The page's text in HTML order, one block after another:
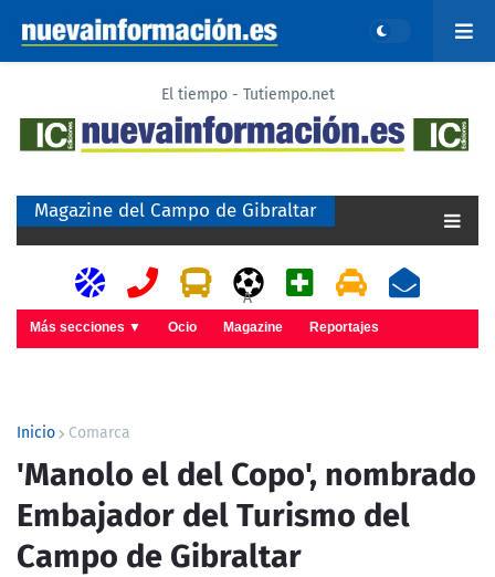
El tiempo - Tutiempo.net
Magazine del Campo de Gibraltar
A
Más secciones ▼ Ocio Magazine Reportajes
Inicio Comarca
'Manolo el del Copo', nombrado
Embajador del Turismo del
Campo de Gibraltar